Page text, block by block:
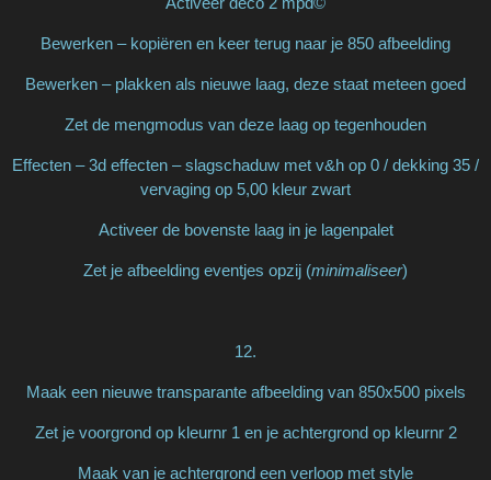
Bewerken – kopiëren en keer terug naar je 850 afbeelding
Bewerken – plakken als nieuwe laag, deze staat meteen goed
Zet de mengmodus van deze laag op tegenhouden
Effecten – 3d effecten – slagschaduw met v&h op 0 / dekking 35 /
vervaging op 5,00 kleur zwart
Activeer de bovenste laag in je lagenpalet
Zet je afbeelding eventjes opzij (minimaliseer)
12.
Maak een nieuwe transparante afbeelding van 850x500 pixels
Zet je voorgrond op kleurnr 1 en je achtergrond op kleurnr 2
Maak van je achtergrond een verloop met style